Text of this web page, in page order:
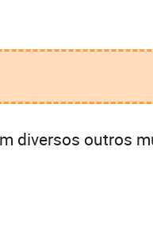
diversos outros